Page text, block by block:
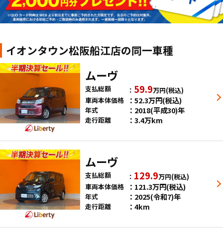
イオンタウン松阪船江店の同一車種
ムーヴ
支払総額 59.9万円(税込)
車両本体価格
52.3万円(税込)
年式 2018(平成30)年
走行距離 3.4万km
ムーヴ
支払総額 129.9万円(税込)
車両本体価格
121.3万円(税込)
年式 2025(令和7)年
走行距離 4km